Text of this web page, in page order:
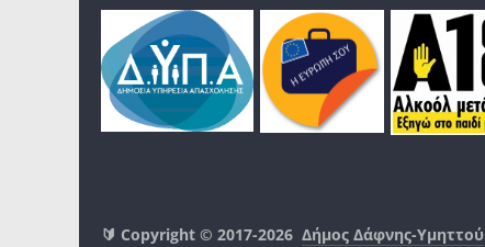
🔰 Copyright © 2017-2026 Δήμος Δάφνης-Υμηττού